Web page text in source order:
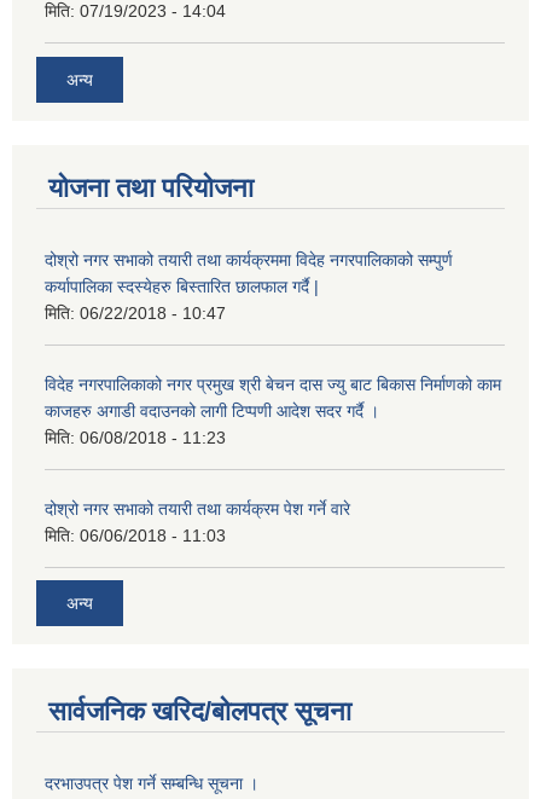
मिति: 07/19/2023 - 14:04
अन्य
योजना तथा परियोजना
दोश्रो नगर सभाको तयारी तथा कार्यक्रममा विदेह नगरपालिकाको सम्पुर्ण
कर्यापालिका स्दस्येहरु बिस्तारित छालफाल गर्दै |
मिति: 06/22/2018 - 10:47
विदेह नगरपालिकाको नगर प्रमुख श्री बेचन दास ज्यु बाट बिकास निर्माणको काम
काजहरु अगाडी वदाउनको लागी टिप्पणी आदेश सदर गर्दै ।
मिति: 06/08/2018 - 11:23
दोश्रो नगर सभाको तयारी तथा कार्यक्रम पेश गर्ने वारे
मिति: 06/06/2018 - 11:03
अन्य
सार्वजनिक खरिद/बोलपत्र सूचना
दरभाउपत्र पेश गर्ने सम्बन्धि सूचना ।